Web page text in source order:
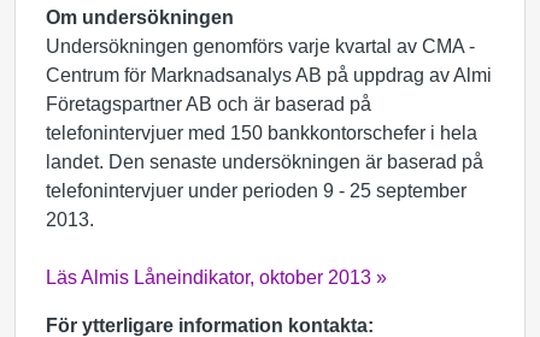
Om undersökningen
Undersökningen genomförs varje kvartal av CMA -
Centrum för Marknadsanalys AB på uppdrag av Almi
Företagspartner AB och är baserad på
telefonintervjuer med 150 bankkontorschefer i hela
landet. Den senaste undersökningen är baserad på
telefonintervjuer under perioden 9 - 25 september
2013.
Läs Almis Låneindikator, oktober 2013 »
För ytterligare information kontakta: